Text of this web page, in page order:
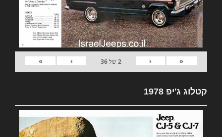
«
‹
2של36
›
»
קטלוג ג'יפ 1978